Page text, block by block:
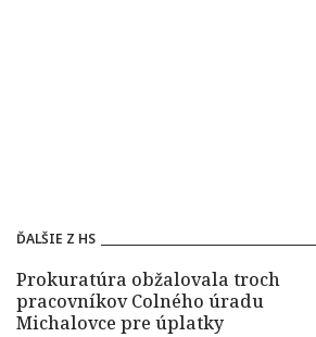
ĎALŠIE Z HS
Prokuratúra obžalovala troch
pracovníkov Colného úradu
Michalovce pre úplatky